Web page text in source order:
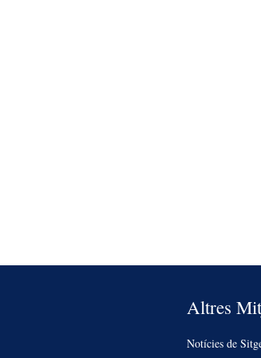
Altres
Notícies de